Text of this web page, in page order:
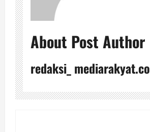
About Post Author
redaksi_ mediarakyat.co